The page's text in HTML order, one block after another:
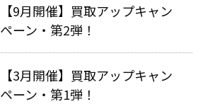
【9月開催】買取アップキャン
ペーン・第2弾！
【3月開催】買取アップキャン
ペーン・第1弾！